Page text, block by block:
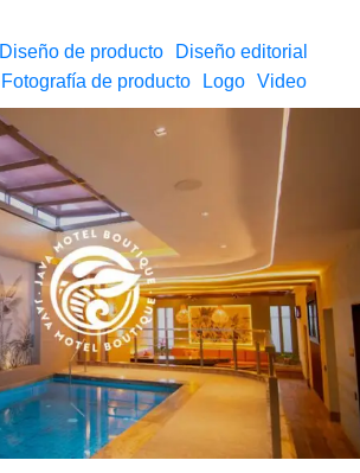
Diseño de producto
Diseño editorial
Fotografía de producto Logo Video